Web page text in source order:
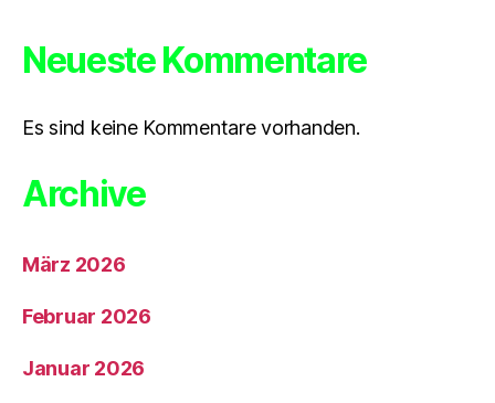
Neueste Kommentare
Es sind keine Kommentare vorhanden.
Archive
März 2026
Februar 2026
Januar 2026